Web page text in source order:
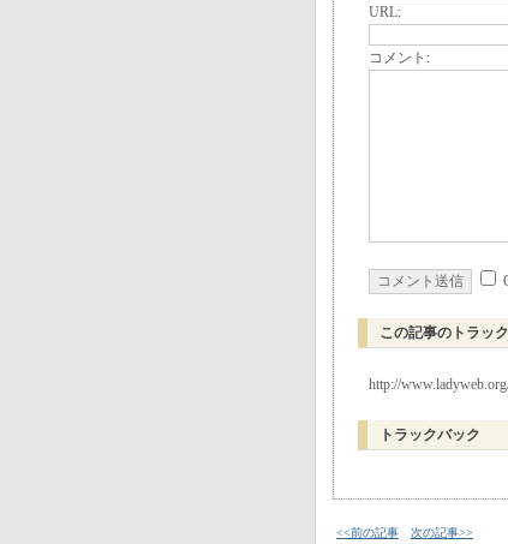
URL:
コメント:
この記事のトラッ
http://
トラックバック
<<前の記事 次の記事>>